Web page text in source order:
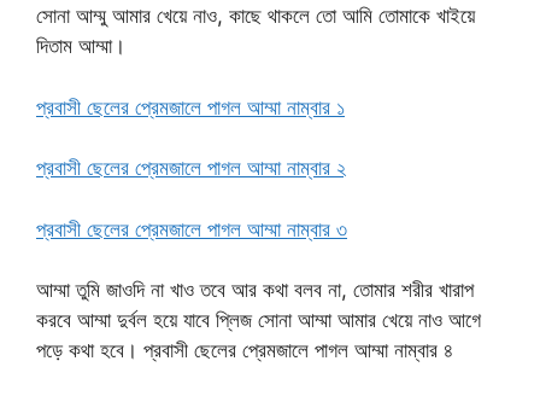
সোনা আম্মু আমার খেয়ে নাও, কাছে থাকলে তো আমি তোমাকে খাইয়ে
দিতাম আম্মা।
প্রবাসী ছেলের প্রেমজালে পাগল আম্মা নাম্বার ১
প্রবাসী ছেলের প্রেমজালে পাগল আম্মা নাম্বার ২
প্রবাসী ছেলের প্রেমজালে পাগল আম্মা নাম্বার ৩
আম্মা তুমি জাওদি না খাও তবে আর কথা বলব না, তোমার শরীর খারাপ
করবে আম্মা দুর্বল হয়ে যাবে প্লিজ সোনা আম্মা আমার খেয়ে নাও আগে
পড়ে কথা হবে। প্রবাসী ছেলের প্রেমজালে পাগল আম্মা নাম্বার ৪